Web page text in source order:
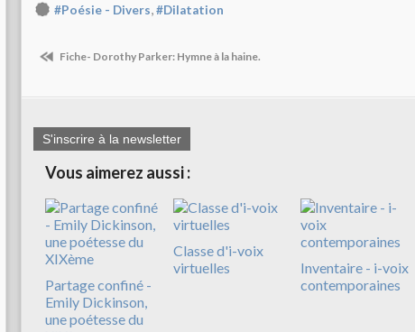
#Poésie - Divers,#Dilatation
Fiche- Dorothy Parker: Hymne à la haine.
S'inscrire à la newsletter
Vous aimerez aussi :
Partage confiné -
Emily Dickinson,
une poétesse du
Classe d'i-voix
virtuelles
Inventaire - i-voix
contemporaines